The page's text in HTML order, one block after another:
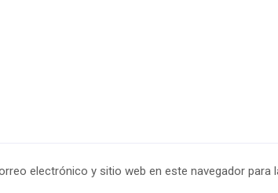
electrónico y sitio web en este navegador para